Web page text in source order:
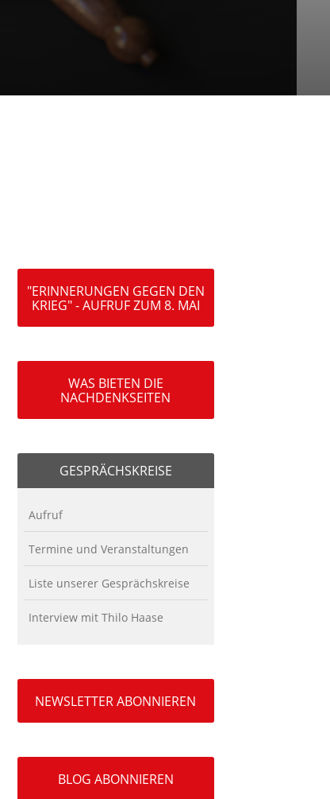
"ERINNERUNGEN GEGEN DEN
KRIEG" - AUFRUF ZUM 8. MAI
WAS BIETEN DIE
NACHDENKSEITEN
GESPRÄCHSKREISE
Aufruf
Termine und Veranstaltungen
Liste unserer Gesprächskreise
Interview mit Thilo Haase
NEWSLETTER ABONNIEREN
BLOG ABONNIEREN